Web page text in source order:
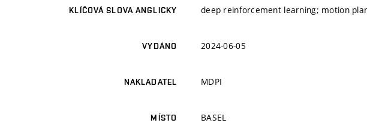
KLÍČOVÁ SLOVA ANGLICKY deep reinforcement learning; motion
VYDÁNO 2024-06-05
NAKLADATEL MDPI
MÍSTO BASEL